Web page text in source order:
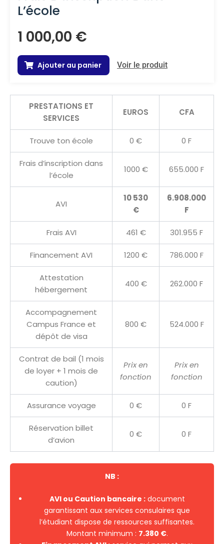
u
r
L’école
1 000,00 €
Ajouter au panier Voir le produit
PRESTATIONS ET
SERVICES
EUROS CFA
Trouve ton école 0 € 0 F
Frais d’inscription dans
l’école
1000 € 655.000 F
AVI
10 530
€
6.908.000
F
Frais AVI 461 € 301.955 F
Financement AVI 1200 € 786.000 F
Attestation
hébergement
400 € 262.000 F
Accompagnement
Campus France et
dépôt de visa
800 € 524.000 F
Contrat de bail (1 mois
de loyer + 1 mois de
caution)
Prix en
fonction
Prix en
fonction
Assurance voyage 0 € 0 F
Réservation billet
d’avion
0 € 0 F
NB :
AVI ou Caution bancaire :document
garantissant aux services consulaires que
l’étudiant dispose de ressources suffisantes.
Montant minimum : 7.380 €.